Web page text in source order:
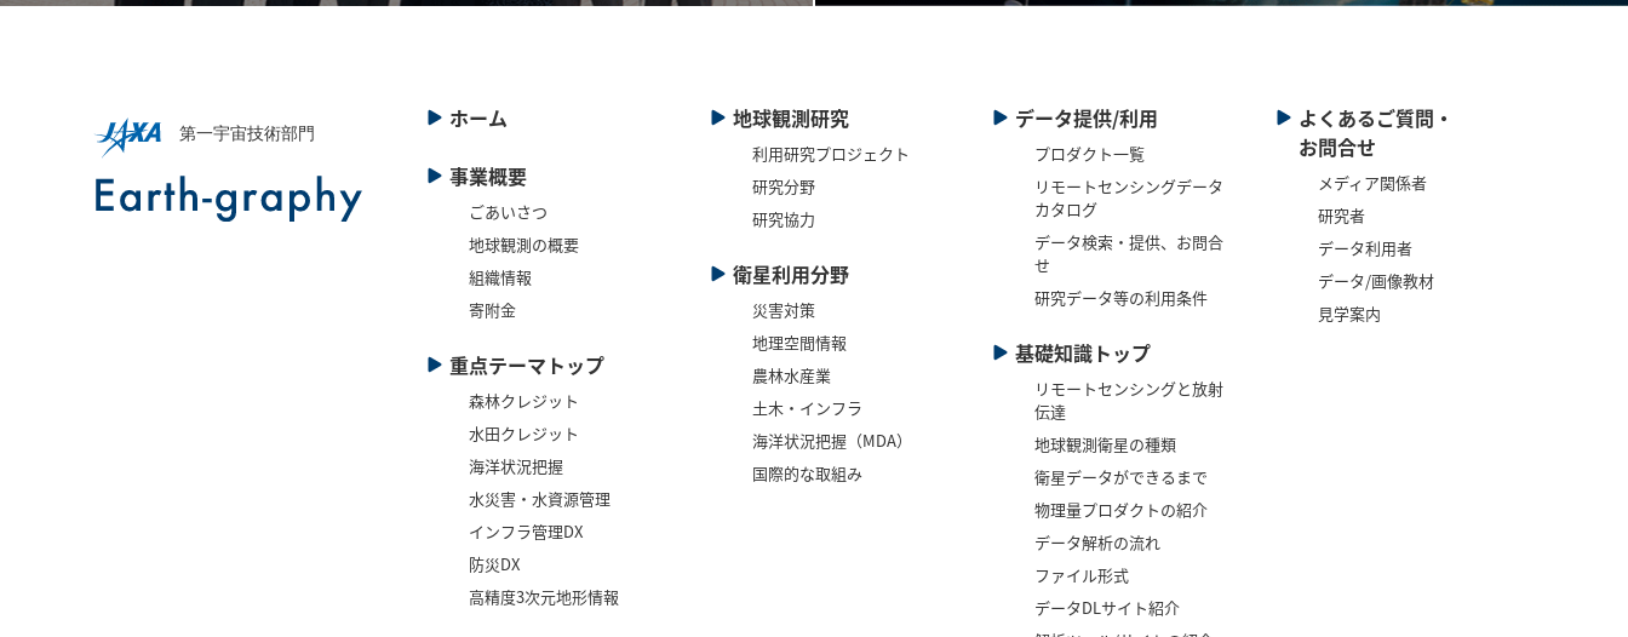
ホーム
事業概要
ごあいさつ
地球観測の概要
組織情報
寄附金
重点テーマトップ
森林クレジット
水田クレジット
海洋状況把握
水災害・水資源管理
インフラ管理DX
防災DX
高精度3次元地形情報
地球観測研究
利用研究プロジェクト
研究分野
研究協力
衛星利用分野
災害対策
地理空間情報
農林水産業
土木・インフラ
海洋状況把握（MDA）
国際的な取組み
データ提供/利用
プロダクト一覧
リモートセンシングデータ
カタログ
データ検索・提供、お問合
せ
研究データ等の利用条件
基礎知識トップ
リモートセンシングと放射
伝達
地球観測衛星の種類
衛星データができるまで
物理量プロダクトの紹介
データ解析の流れ
ファイル形式
データDLサイト紹介
よくあるご質問・
お問合せ
メディア関係者
研究者
データ利用者
データ/画像教材
見学案内